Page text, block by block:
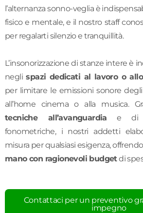
l’alternanza sonno-veglia è
fisico e mentale, e il nostro staff
per regalarti silenzio e tranquillità.
L’insonorizzazione di stanze intere è
neglispazi dedicati al lavoro o
per limitare le emissioni sonore
all’home cinema o alla musica.
tecniche all’avanguardia e di
fonometriche, i nostri addetti
misura per qualsiasi esigenza, offrendo
mano con ragionevoli budgetdi
Contattaci per un preventivo
impegno